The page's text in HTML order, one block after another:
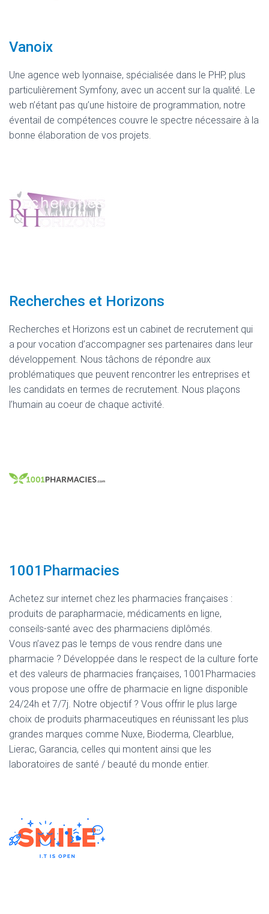
Vanoix
Une agence web lyonnaise, spécialisée dans le PHP, plus
particulièrement Symfony, avec un accent sur la qualité. Le
web n’étant pas qu’une histoire de programmation, notre
éventail de compétences couvre le spectre nécessaire à la
bonne élaboration de vos projets.
Recherches et Horizons
Recherches et Horizons est un cabinet de recrutement qui
a pour vocation d’accompagner ses partenaires dans leur
développement. Nous tâchons de répondre aux
problématiques que peuvent rencontrer les entreprises et
les candidats en termes de recrutement. Nous plaçons
l’humain au coeur de chaque activité.
1001Pharmacies
Achetez sur internet chez les pharmacies françaises :
produits de parapharmacie, médicaments en ligne,
conseils-santé avec des pharmaciens diplômés.
Vous n’avez pas le temps de vous rendre dans une
pharmacie ? Développée dans le respect de la culture forte
et des valeurs de pharmacies françaises, 1001Pharmacies
vous propose une offre de pharmacie en ligne disponible
24/24h et 7/7j. Notre objectif ? Vous offrir le plus large
choix de produits pharmaceutiques en réunissant les plus
grandes marques comme Nuxe, Bioderma, Clearblue,
Lierac, Garancia, celles qui montent ainsi que les
laboratoires de santé / beauté du monde entier.